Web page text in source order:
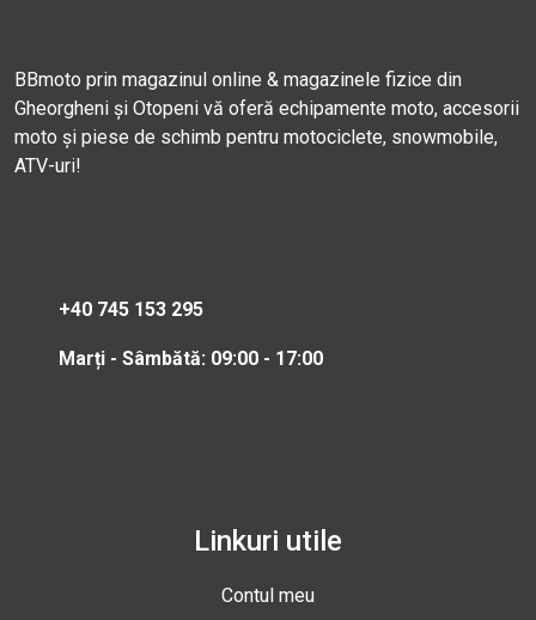
BBmoto prin magazinul online & magazinele fizice din
Gheorgheni și Otopeni vă oferă echipamente moto, accesorii
moto și piese de schimb pentru motociclete, snowmobile,
ATV-uri!
+40 745 153 295
Marți - Sâmbătă: 09:00 - 17:00
Linkuri utile
Contul meu